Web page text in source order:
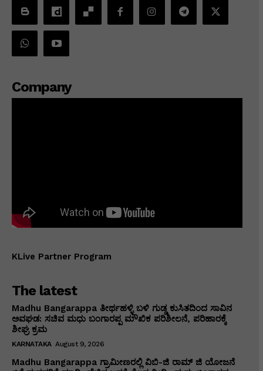
Company
KLive Partner Program
The latest
Madhu Bangarappa ತೀರ್ಥಹಳ್ಳಿ ಬಳಿ ಗುಡ್ಡ ಕುಸಿತದಿಂದ ಸಾವಿನ
ಅವಘಡ: ಸಚಿವ ಮಧು ಬಂಗಾರಪ್ಪ ಮೌಖಿಕ ಪರಿಶೀಲನೆ, ಪರಿಹಾರಕ್ಕೆ
ಶೀಘ್ರ ಕ್ರಮ
KARNATAKA August 9, 2026
Madhu Bangarappa ಗ್ರಾಮೀಣರಲ್ಲಿ ವಿಬಿ-ಜಿ ರಾಮ್ ಜಿ ಯೋಜನೆ